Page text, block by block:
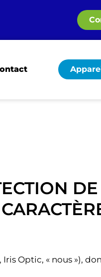
Optic, « nous »),